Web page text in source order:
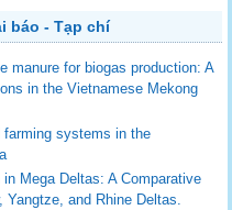
báo - Tạp chí
manure for biogas production: A
in the Vietnamese Mekong
farming systems in the
Mega Deltas: A Comparative
and Rhine Deltas.